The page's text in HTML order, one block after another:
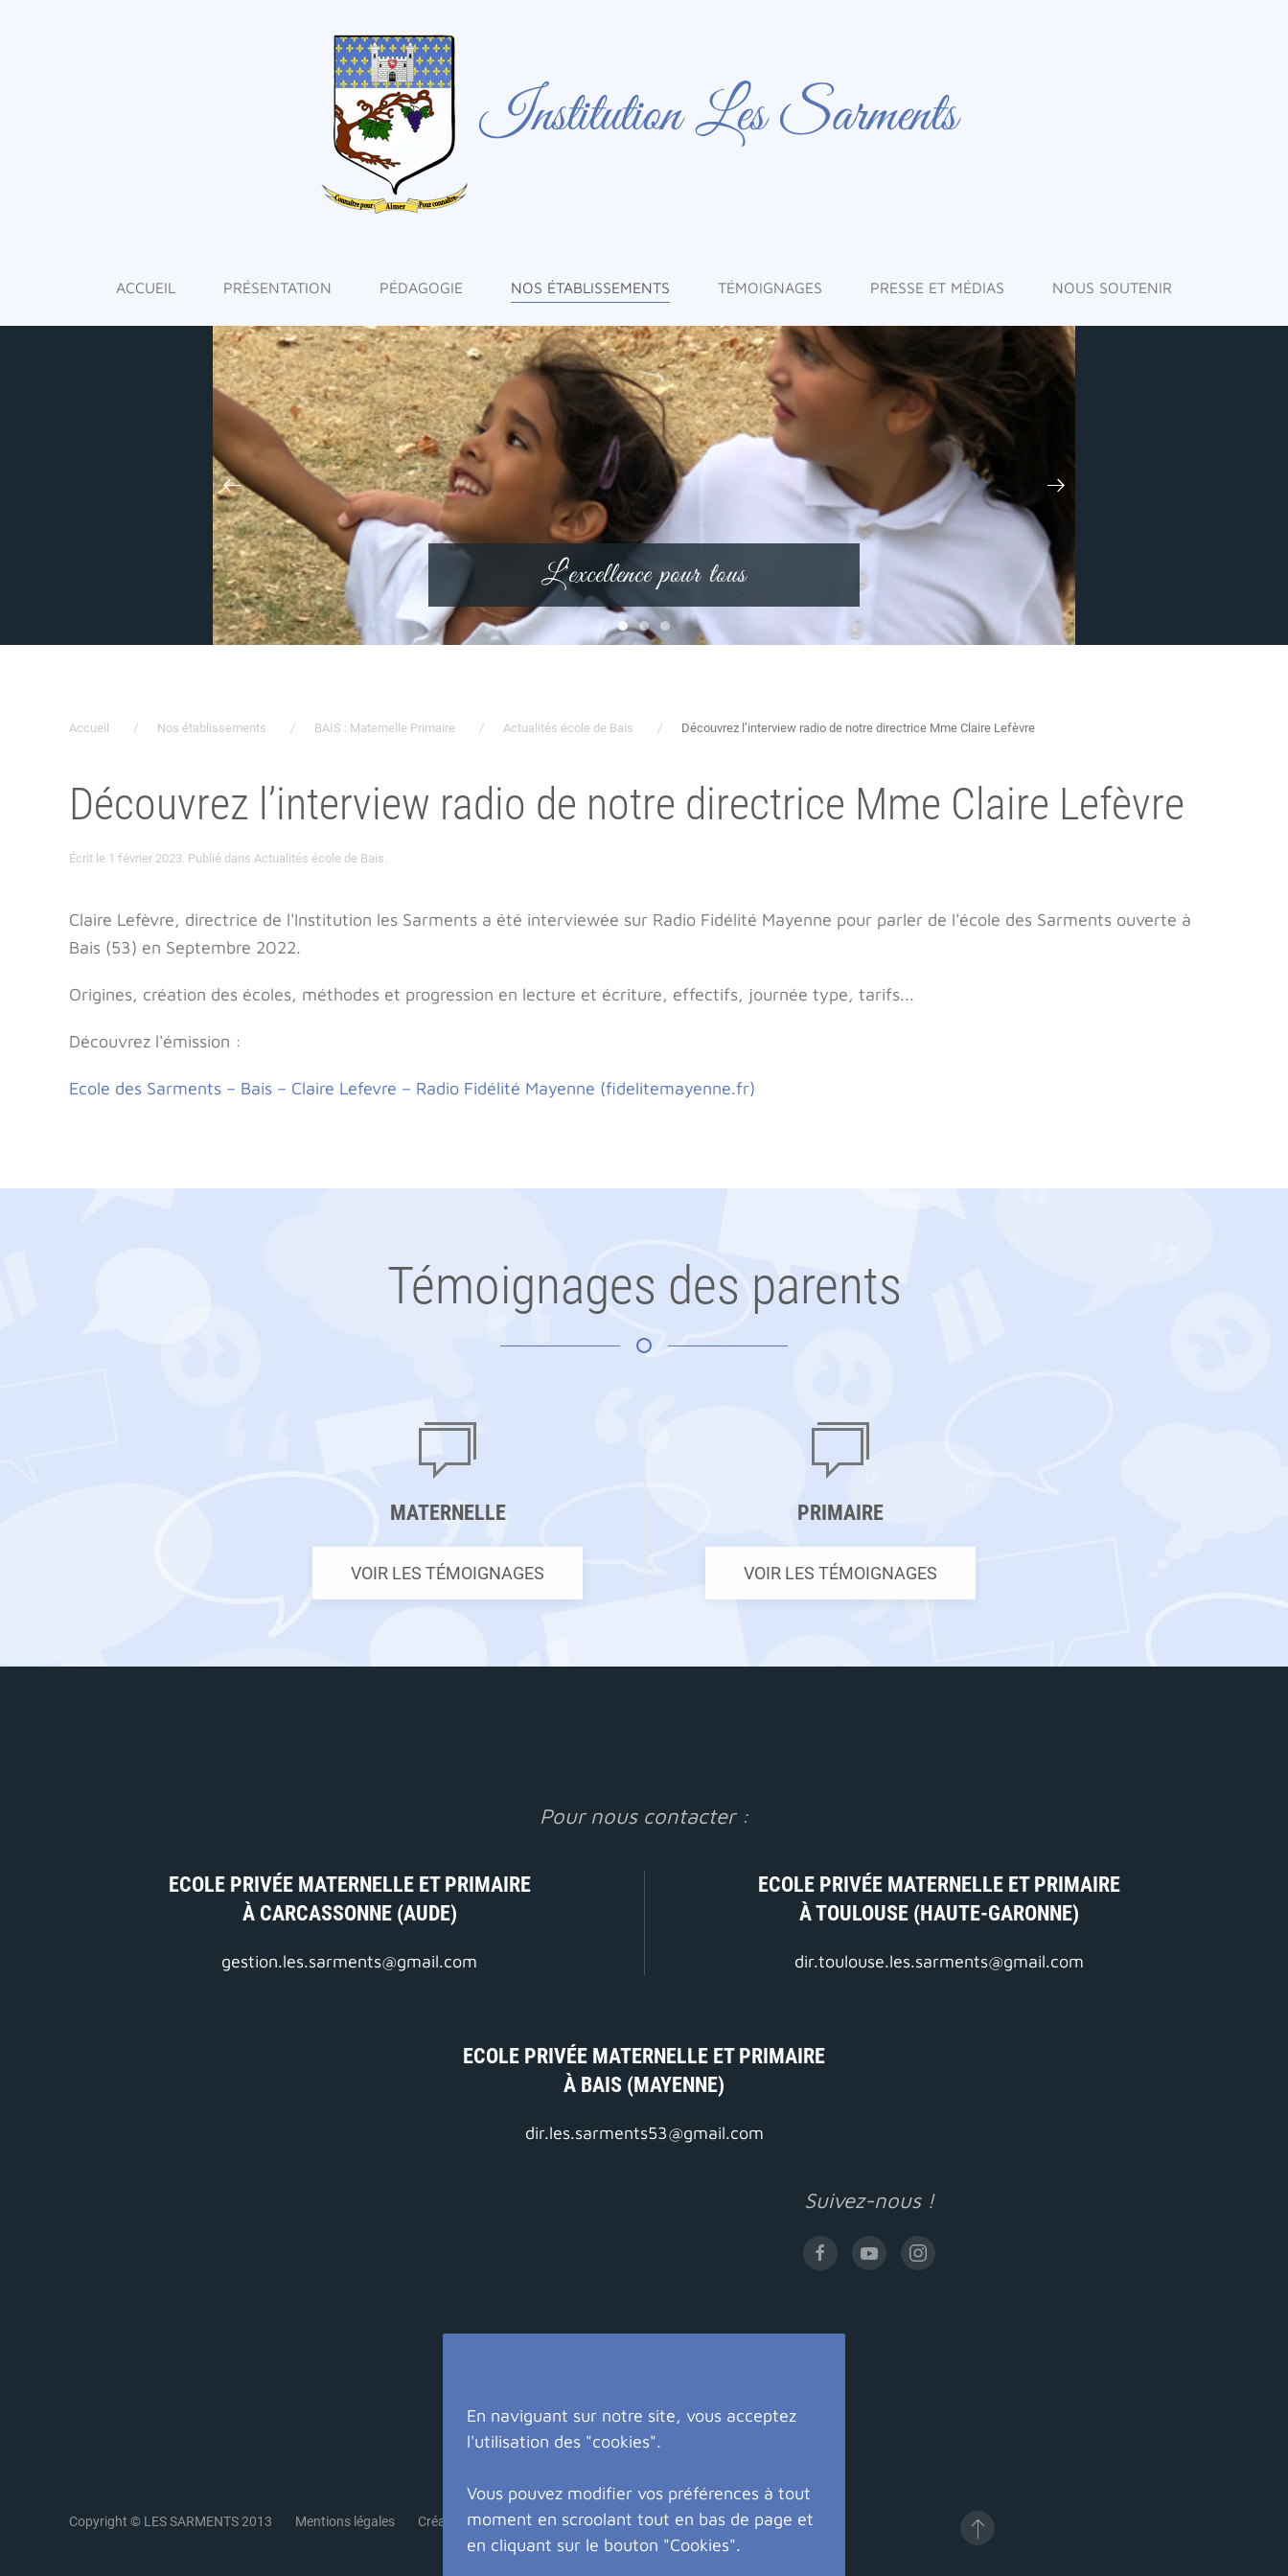
ACCUEIL PRÉSENTATION PÉDAGOGIE NOS ÉTABLISSEMENTS TÉMOIGNAGES PRESSE ET MÉDIAS NOUS SOUTENIR
L'excellence pour tous
Accueil Nos établissements BAIS : Maternelle Primaire Actualités école de Bais Découvrez l’interview radio de notre directrice Mme Claire Lefèvre
Découvrez l’interview radio de notre directrice Mme Claire Lefèvre
Écrit le 1 février 2023. Publié dans Actualités école de Bais.
Claire Lefèvre, directrice de l'Institution les Sarments a été interviewée sur Radio Fidélité Mayenne pour parler de l'école des Sarments ouverte à
Bais (53) en Septembre 2022.
Origines, création des écoles, méthodes et progression en lecture et écriture, effectifs, journée type, tarifs...
Découvrez l'émission :
Ecole des Sarments – Bais – Claire Lefevre – Radio Fidélité Mayenne (fidelitemayenne.fr)
Témoignages des parents
MATERNELLE
VOIR LES TÉMOIGNAGES
PRIMAIRE
VOIR LES TÉMOIGNAGES
Pour nous contacter :
ECOLE PRIVÉE MATERNELLE ET PRIMAIRE
À CARCASSONNE (AUDE)
gestion.les.sarments@gmail.com
ECOLE PRIVÉE MATERNELLE ET PRIMAIRE
À TOULOUSE (HAUTE-GARONNE)
dir.toulouse.les.sarments@gmail.com
ECOLE PRIVÉE MATERNELLE ET PRIMAIRE
À BAIS (MAYENNE)
dir.les.sarments53@gmail.com
Suivez-nous !
Copyright © LES SARMENTS 2013 Mentions légales Création site internet Eure : Crealys Web
En naviguant sur notre site, vous acceptez
l'utilisation des "cookies".
Vous pouvez modifier vos préférences à tout
moment en scroolant tout en bas de page et
en cliquant sur le bouton "Cookies".